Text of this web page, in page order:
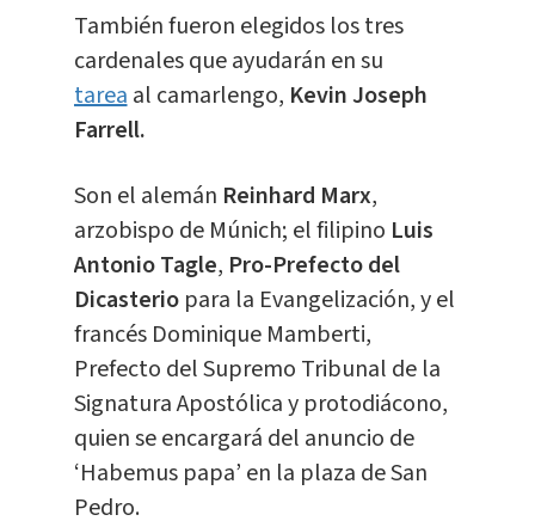
También fueron elegidos los tres
cardenales que ayudarán en su
tareaal camarlengo, Kevin Joseph
Farrell.
Son el alemán Reinhard Marx,
arzobispo de Múnich; el filipino Luis
Antonio Tagle, Pro-Prefecto del
Dicasteriopara la Evangelización, y el
francés Dominique Mamberti,
Prefecto del Supremo Tribunal de la
Signatura Apostólica y protodiácono,
quien se encargará del anuncio de
‘Habemus papa’ en la plaza de San
Pedro.